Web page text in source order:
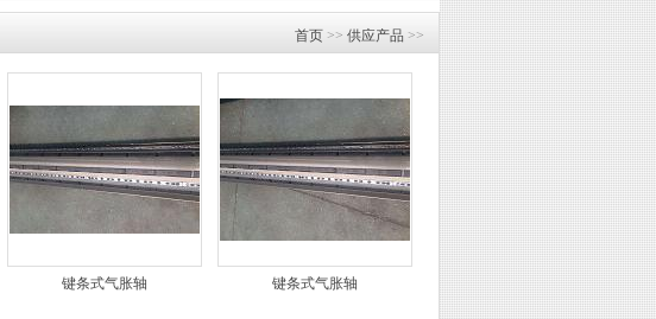
首页 >> 供应产品 >>
键条式气胀轴 键条式气胀轴